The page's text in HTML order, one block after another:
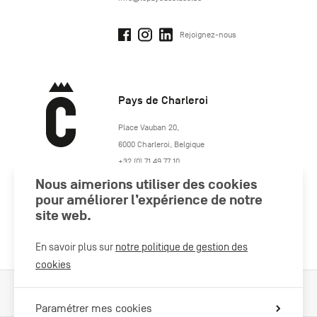
Rejoignez-nous
Pays de Charleroi
https://www.paysdecharleroi.be/
Place Vauban 20,
6000 Charleroi, Belgique
+32 (0) 71 49 77 10
maison.tourisme@charleroi.be
Nous aimerions utiliser des cookies
pour améliorer l’expérience de notre
site web.
En savoir plus sur notre politique de gestion des
cookies
Paramétrer mes cookies